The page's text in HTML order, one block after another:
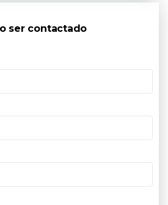
ser contactado